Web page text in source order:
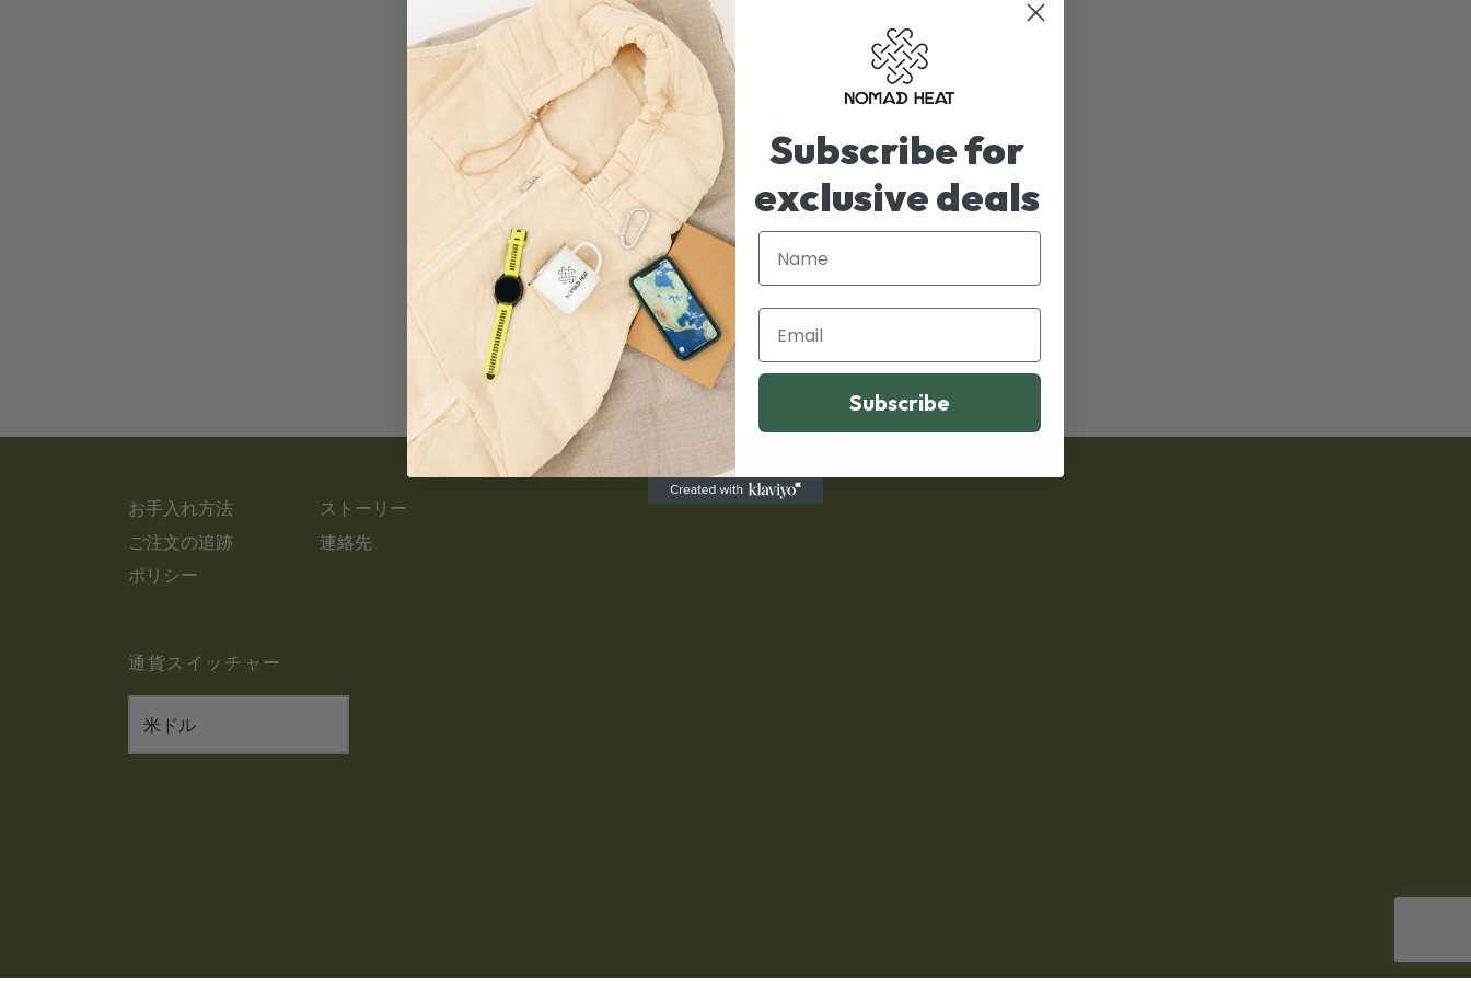
子供用トレック・
プロ・ウール・ス
リーピングバッグ
私にとってのノマ
ドライフ初心者ガ
イド
ニュースレターを
購読する
お手入れ方法
ご注文の追跡
ポリシー
ストーリー
連絡先
通貨スイッチャー
Subscribe for
exclusive deals
Name
Email
Subscribe